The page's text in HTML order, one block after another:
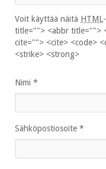
Voit käyttää näitä HTML
title=""> <abbr title="">
cite=""> <cite> <code>
<strike> <strong>
Nimi *
Sähköpostiosoite *